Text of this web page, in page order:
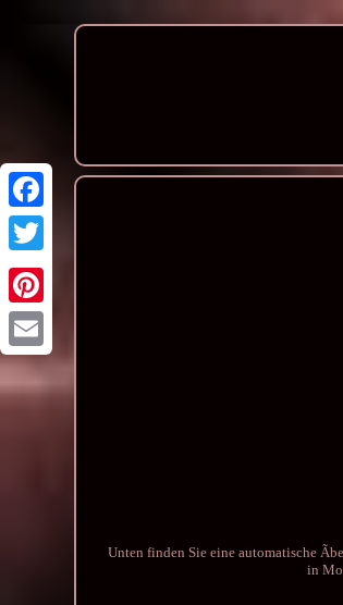
Unten finden Sie eine automatische
in